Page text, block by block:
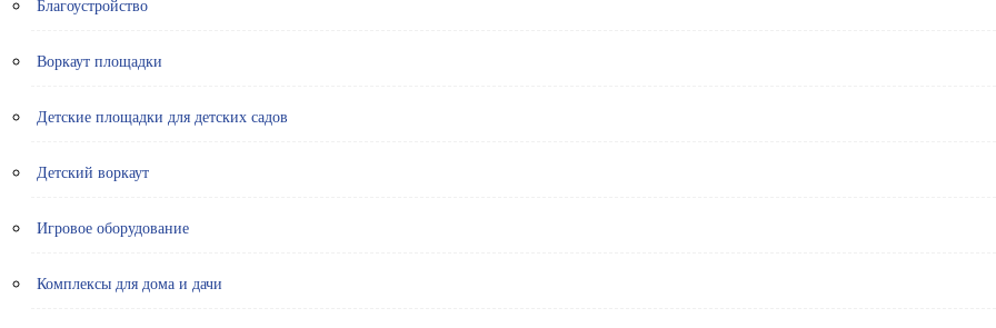
Благоустройство
Воркаут площадки
Детские площадки для детских садов
Детский воркаут
Игровое оборудование
Комплексы для дома и дачи